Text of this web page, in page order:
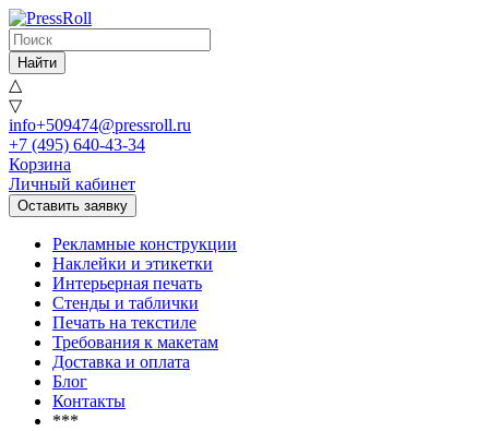
Найти
△
▽
info+509474@pressroll.ru
+7 (495) 640-43-34
Корзина
Личный кабинет
Оставить заявку
Рекламные конструкции
Наклейки и этикетки
Интерьерная печать
Стенды и таблички
Печать на текстиле
Требования к макетам
Доставка и оплата
Блог
Контакты
***